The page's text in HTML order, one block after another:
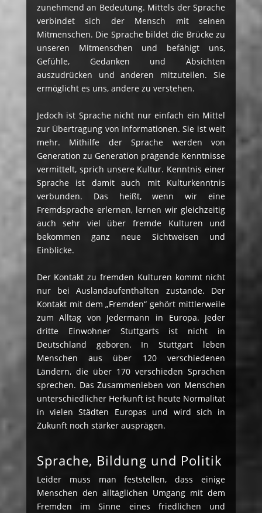
zunehmend an Bedeutung. Mittels der Sprache
verbindet sich der Mensch mit seinen
Mitmenschen. Die Sprache bildet die Brücke zu
unseren Mitmenschen und befähigt uns,
Gefühle, Gedanken und Absichten
auszudrücken und anderen mitzuteilen. Sie
ermöglicht es uns, andere zu verstehen.
Jedoch ist Sprache nicht nur einfach ein Mittel
zur Übertragung von Informationen. Sie ist weit
mehr. Mithilfe der Sprache werden von
Generation zu Generation prägende Kenntnisse
vermittelt, sprich unsere Kultur. Kenntnis einer
Sprache ist damit auch mit Kulturkenntnis
verbunden. Das heißt, wenn wir eine
Fremdsprache erlernen, lernen wir gleichzeitig
auch sehr viel über fremde Kulturen und
bekommen ganz neue Sichtweisen und
Einblicke.
Der Kontakt zu fremden Kulturen kommt nicht
nur bei Auslandaufenthalten zustande. Der
Kontakt mit dem „Fremden“ gehört mittlerweile
zum Alltag von Jedermann in Europa. Jeder
dritte Einwohner Stuttgarts ist nicht in
Deutschland geboren. In Stuttgart leben
Menschen aus über 120 verschiedenen
Ländern, die über 170 verschieden Sprachen
sprechen. Das Zusammenleben von Menschen
unterschiedlicher Herkunft ist heute Normalität
in vielen Städten Europas und wird sich in
Zukunft noch stärker ausprägen.
Sprache, Bildung und Politik
Leider muss man feststellen, dass einige
Menschen den alltäglichen Umgang mit dem
Fremden im Sinne eines friedlichen und